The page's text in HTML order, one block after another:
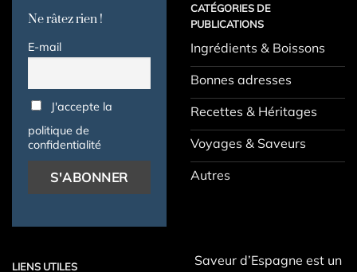
Ne râtez rien !
E-mail
J'accepte la
politique de
confidentialité
CATÉGORIES DE
PUBLICATIONS
Ingrédients & Boissons
Bonnes adresses
Recettes & Héritages
Voyages & Saveurs
Autres
LIENS UTILES Saveur d’Espagne est un